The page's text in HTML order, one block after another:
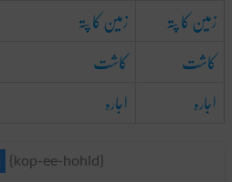
زمین کا پتہ زمین کا پتہ
کاشت کاشت
اجارہ اجارہ
{kop-ee-hohld}